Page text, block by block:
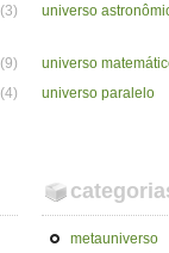
(3) universo
(9)
universo
(4) universo paralelo
metauniverso